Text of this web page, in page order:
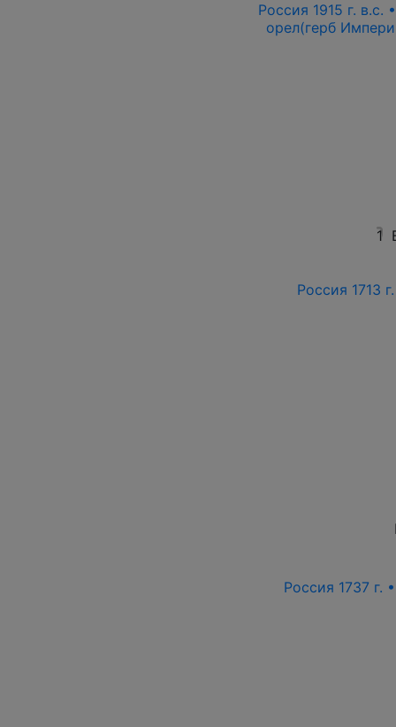
Россия 1915 г. в.с.
орел(герб
1
Россия 1713
Россия 1737 г.